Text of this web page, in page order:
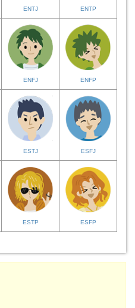
ENTJ ENTP
ENFJ ENFP
ESTJ ESFJ
ESTP ESFP